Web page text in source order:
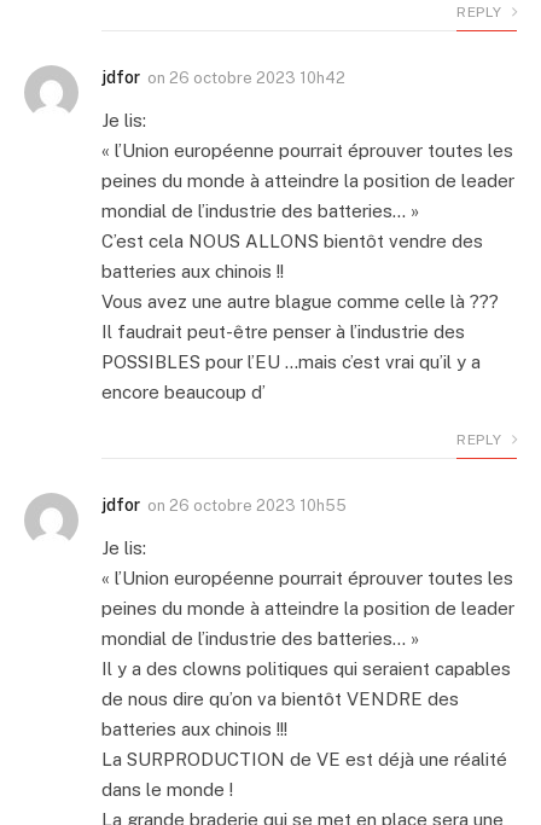
REPLY
jdfor on 26 octobre 2023 10h42
Je lis:
« l’Union européenne pourrait éprouver toutes les
peines du monde à atteindre la position de leader
mondial de l’industrie des batteries… »
C’est cela NOUS ALLONS bientôt vendre des
batteries aux chinois !!
Vous avez une autre blague comme celle là ???
Il faudrait peut-être penser à l’industrie des
POSSIBLES pour l’EU …mais c’est vrai qu’il y a
encore beaucoup d’
REPLY
jdfor on 26 octobre 2023 10h55
Je lis:
« l’Union européenne pourrait éprouver toutes les
peines du monde à atteindre la position de leader
mondial de l’industrie des batteries… »
Il y a des clowns politiques qui seraient capables
de nous dire qu’on va bientôt VENDRE des
batteries aux chinois !!!
La SURPRODUCTION de VE est déjà une réalité
dans le monde !
La grande braderie qui se met en place sera une